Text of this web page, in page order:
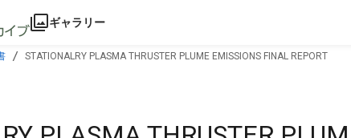
ギャラリー
STATIONALRY PLASMA THRUSTER PLUME EMISSIONS FINAL REPORT